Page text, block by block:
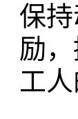
保
励
工